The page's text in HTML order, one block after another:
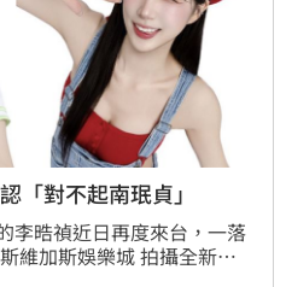
對不起南珉貞」
李晧禎近日再度來台，一落
維加斯娛樂城 拍攝全新廣